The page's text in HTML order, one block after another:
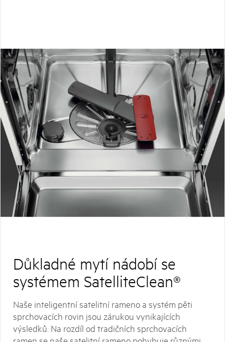
Důkladné mytí nádobí se
systémem SatelliteClean®
Naše inteligentní satelitní rameno a systém pěti
sprchovacích rovin jsou zárukou vynikajících
výsledků. Na rozdíl od tradičních sprchovacích